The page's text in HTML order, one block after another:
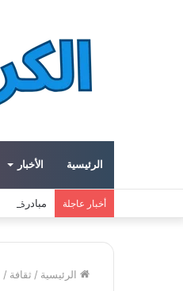
الرئيسية الأخبار
أخبار عاجلة مبادرة في
الرئيسية / ثقافة /